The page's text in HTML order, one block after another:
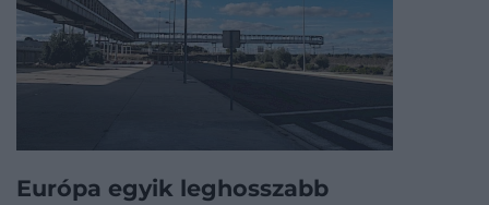
Európa egyik leghosszabb